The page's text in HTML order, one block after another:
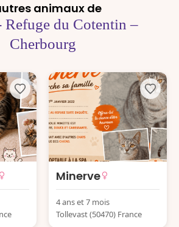
animaux de
Refuge du Cotentin –
Cherbourg
Minerve
4 ans et 7 mois
Tollevast (50470) France